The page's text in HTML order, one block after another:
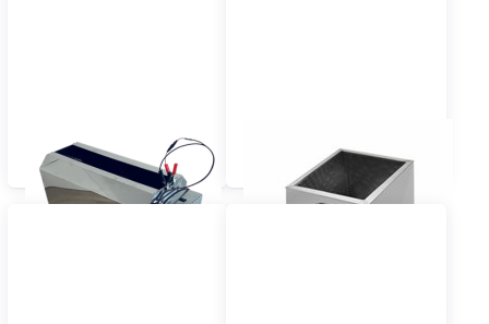
Dispositivos Logar para
apartar abejas